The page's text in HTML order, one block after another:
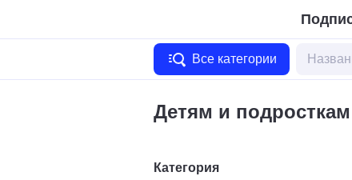
Все категории
Детям и подросткам
Категория